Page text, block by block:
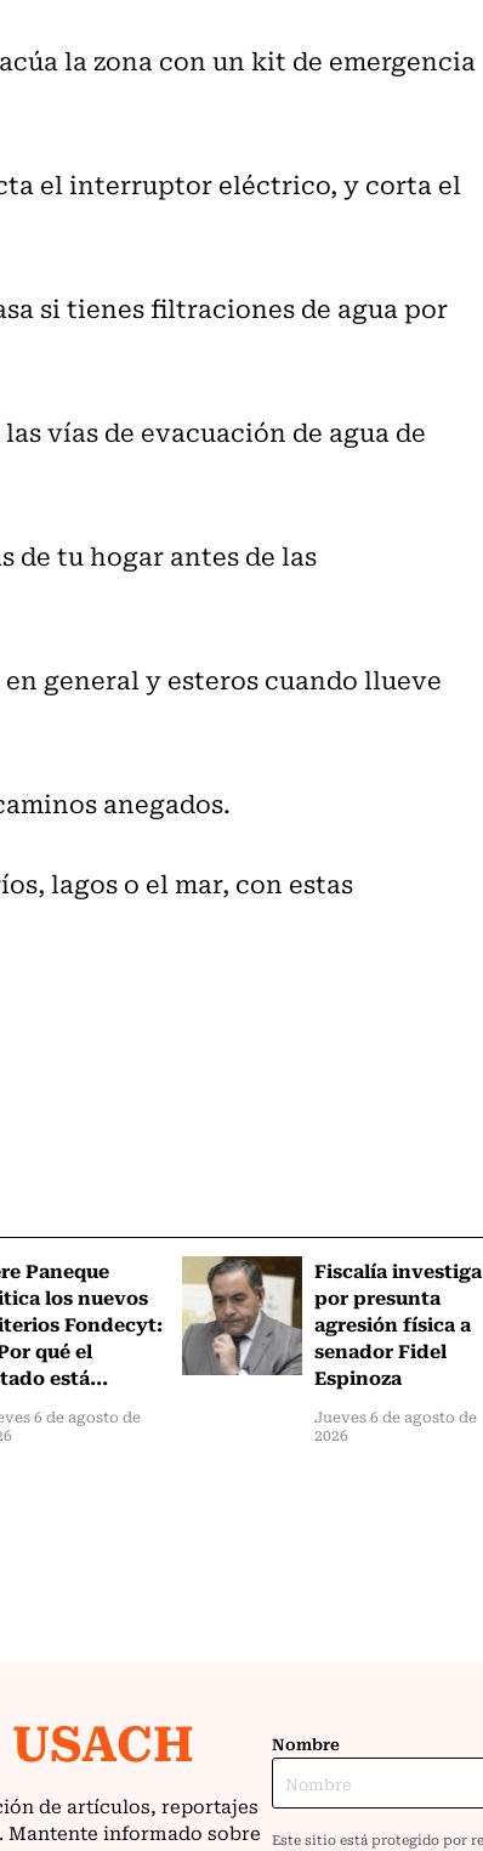
la zona con un kit de emergencia
el interruptor eléctrico, y corta el
si tienes filtraciones de agua por
vías de evacuación de agua de
de tu hogar antes de las
general y esteros cuando llueve
anegados.
lagos o el mar, con estas
Paneque
los nuevos
Fondecyt:
qué el
está...
6 de agosto de
Fiscalía investiga
por presunta
agresión física a
senador Fidel
Espinoza
Jueves 6 de agosto de
2026